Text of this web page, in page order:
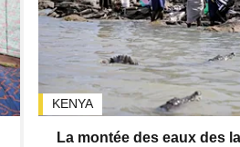
KENYA
La montée des eaux des